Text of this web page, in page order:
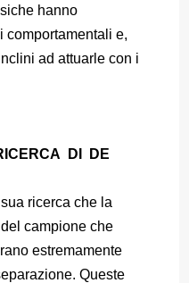
hanno
comportamentali e,
ad attuarle con i
DI DE
ricerca che la
campione che
estremamente
Queste